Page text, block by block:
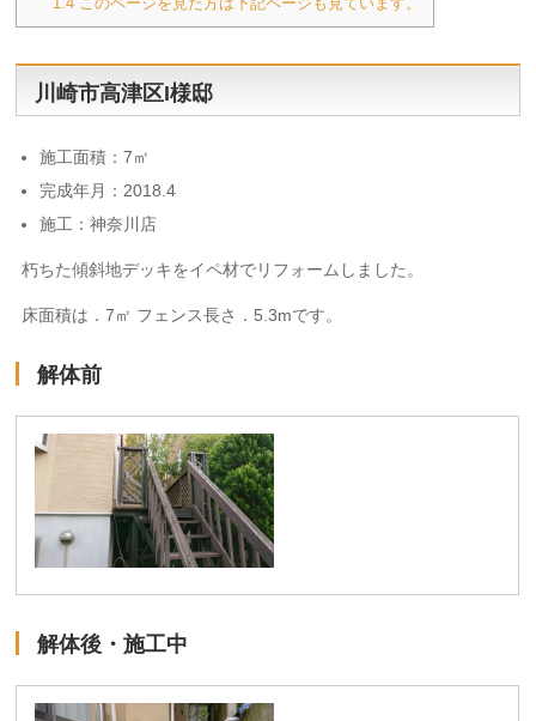
川崎市高津区I様邸
施工面積：7㎡
完成年月：2018.4
施工：神奈川店
朽ちた傾斜地デッキをイペ材でリフォームしました。
床面積は．7㎡ フェンス長さ．5.3mです。
解体前
解体後・施工中